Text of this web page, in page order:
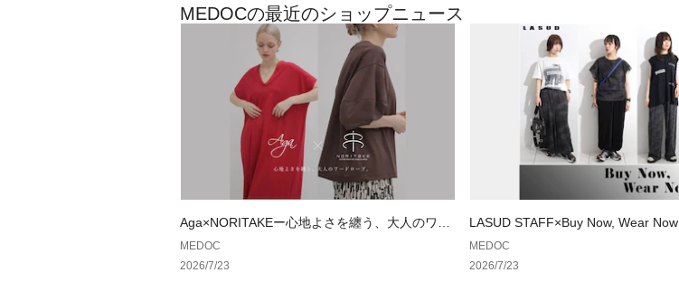
MEDOCの最近のショップニュース
Aga×NORITAKEー心地よさを纏う、大人のワー
ドローブ。ー
MEDOC
2026/7/23
LASUD STAFF×Buy Now, Wear Now
MEDOC
2026/7/23